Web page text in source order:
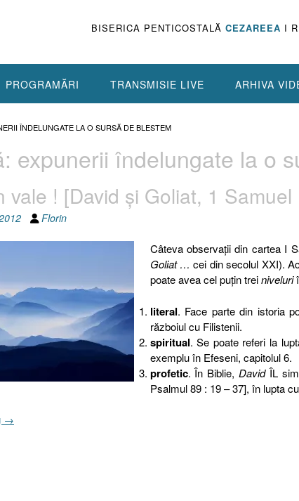
BISERICA PENTICOSTALĂ CEZAREEA I
PROGRAMĂRI TRANSMISIE LIVE ARHIVA
ÎNDELUNGATE LA O SURSĂ DE BLESTEM
expunerii îndelungate la o
vale ! [David şi Goliat, 1 Samuel
Florin
Câteva observaţii din cartea I
Goliat …cei din secolul XXI).
poate avea cel puţin treiniveluri
literal. Face parte din istoria
războiul cu Filistenii.
spiritual. Se poate referi la
exemplu în Efeseni, capitolul 6.
profetic. În Biblie,DavidÎL
Psalmul 89 : 19 – 37], în lupta cu
„Blocaţi
→